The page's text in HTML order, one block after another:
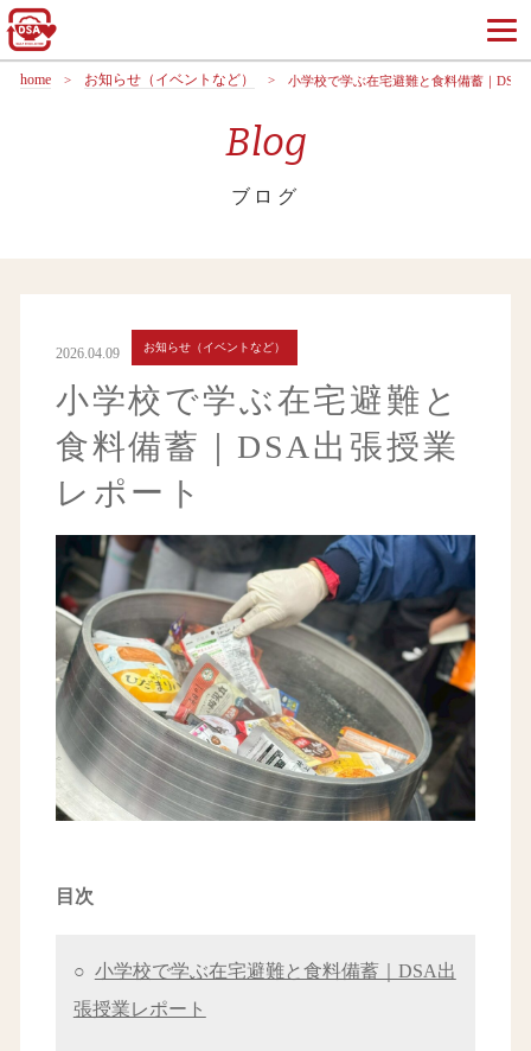
home お知らせ（イベントなど） 小学校で学ぶ在宅避難と食料備蓄｜DSA
Blog
ブログ
2026.04.09 お知らせ（イベントなど）
小学校で学ぶ在宅避難と
食料備蓄｜DSA出張授業
レポート
目次
○ 小学校で学ぶ在宅避難と食料備蓄｜DSA出
張授業レポート